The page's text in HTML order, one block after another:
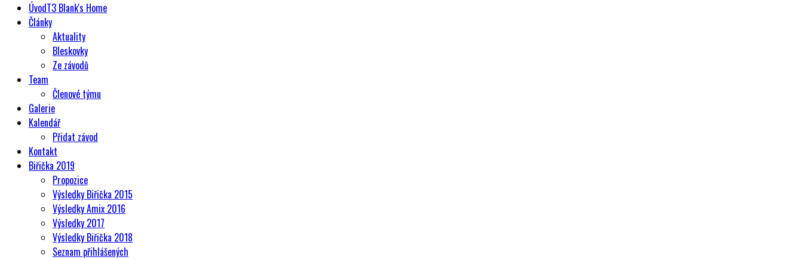
ÚvodT3 Blank's Home
Články
Aktuality
Bleskovky
Ze závodů
Team
Členové týmu
Galerie
Kalendář
Přidat závod
Kontakt
Biřička 2019
Propozice
Výsledky Biřička 2015
Výsledky Amix 2016
Výsledky 2017
Výsledky Biřička 2018
Seznam přihlášených